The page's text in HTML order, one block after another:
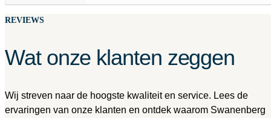
REVIEWS
Wat onze klanten zeggen
Wij streven naar de hoogste kwaliteit en service. Lees de
ervaringen van onze klanten en ontdek waarom Swanenberg